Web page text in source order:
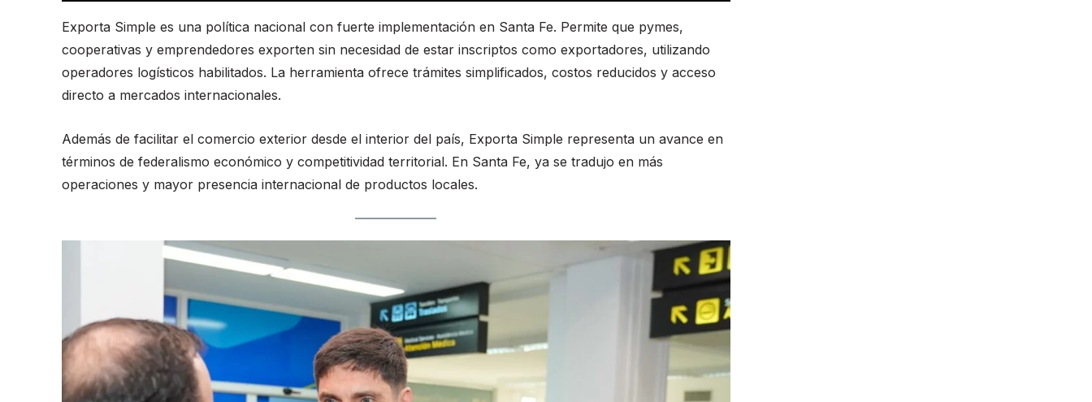
Exporta Simple es una política nacional con fuerte implementación en Santa Fe. Permite que pymes,
cooperativas y emprendedores exporten sin necesidad de estar inscriptos como exportadores, utilizando
operadores logísticos habilitados. La herramienta ofrece trámites simplificados, costos reducidos y acceso
directo a mercados internacionales.
Además de facilitar el comercio exterior desde el interior del país, Exporta Simple representa un avance en
términos de federalismo económico y competitividad territorial. En Santa Fe, ya se tradujo en más
operaciones y mayor presencia internacional de productos locales.